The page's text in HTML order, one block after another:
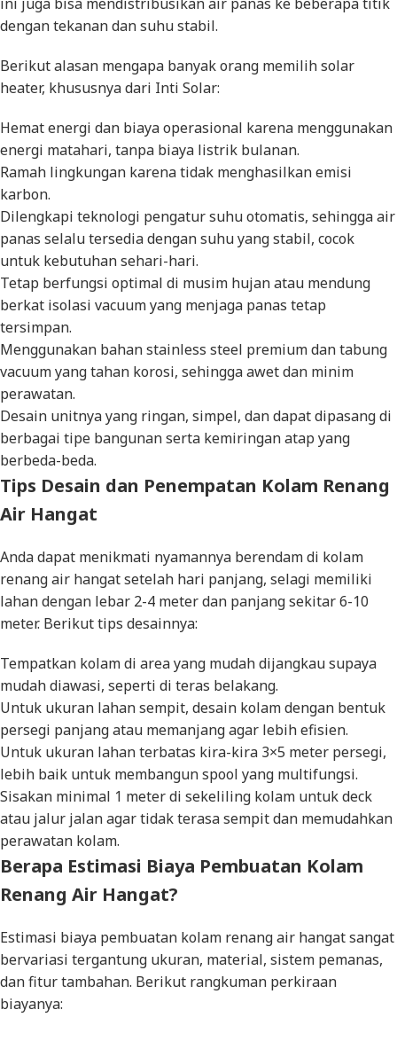
dengan tekanan dan suhu stabil.
Berikut alasan mengapa banyak orang memilih solar
heater, khususnya dari Inti Solar:
Hemat energi dan biaya operasional karena menggunakan
energi matahari, tanpa biaya listrik bulanan.
Ramah lingkungan karena tidak menghasilkan emisi
karbon.
Dilengkapi teknologi pengatur suhu otomatis, sehingga air
panas selalu tersedia dengan suhu yang stabil, cocok
untuk kebutuhan sehari-hari.
Tetap berfungsi optimal di musim hujan atau mendung
berkat isolasi vacuum yang menjaga panas tetap
tersimpan.
Menggunakan bahanstainless steel premium dan tabung
vacuum yang tahan korosi, sehingga awet dan minim
perawatan.
Desain unitnya yang ringan, simpel, dan dapat dipasang di
berbagai tipe bangunan serta kemiringan atap yang
berbeda-beda.
Tips Desain dan Penempatan Kolam Renang
Air Hangat
Anda dapat menikmati nyamannya berendam di kolam
renang air hangat setelah hari panjang, selagi memiliki
lahan dengan lebar 2-4 meter dan panjang sekitar 6-10
meter. Berikut tips desainnya:
Tempatkan kolam di area yang mudah dijangkau supaya
mudah diawasi, seperti di teras belakang.
Untuk ukuran lahan sempit, desain kolam dengan bentuk
persegi panjang atau memanjang agar lebih efisien.
Untuk ukuran lahan terbatas kira-kira 3×5 meter persegi,
lebih baik untuk membangunspool yang multifungsi.
Sisakan minimal 1 meter di sekeliling kolam untukdeck
atau jalur jalan agar tidak terasa sempit dan memudahkan
perawatan kolam.
Berapa Estimasi Biaya Pembuatan Kolam
Renang Air Hangat?
Estimasi biaya pembuatan kolam renang air hangat sangat
bervariasi tergantung ukuran, material, sistem pemanas,
dan fitur tambahan. Berikut rangkuman perkiraan
biayanya: